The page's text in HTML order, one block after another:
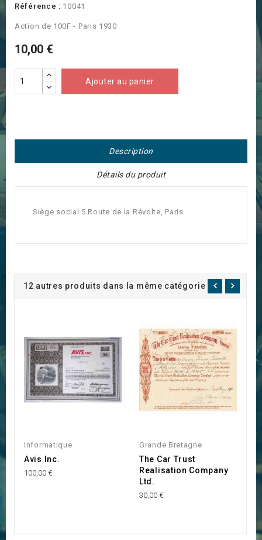
Référence : 10041
Action de 100F - Paris 1930
10,00 €
Ajouter au panier
Description
Détails du produit
Siège social 5 Route de la Révolte, Paris
12 autres produits dans la même catégorie :
Informatique
Avis Inc.
100,00 €
Grande Bretagne
The Car Trust
Realisation Company
Ltd.
30,00 €